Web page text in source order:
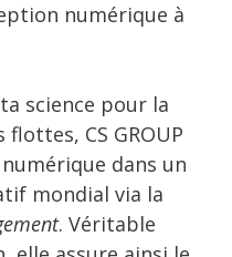
numérique à
science pour la
CS GROUP
dans un
mondial via la
. Véritable